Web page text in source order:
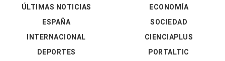
ÚLTIMAS NOTICIAS
ESPAÑA
INTERNACIONAL
DEPORTES
ECONOMÍA
SOCIEDAD
CIENCIAPLUS
PORTALTIC